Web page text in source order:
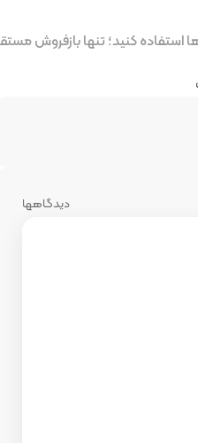
کنید؛ تنها بازفروش
دیدگاهها